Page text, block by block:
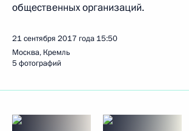
общественных организаций.
21 сентября 2017 года 15:50
Москва, Кремль
5 фотографий